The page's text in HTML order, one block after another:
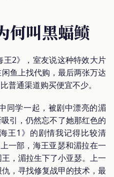
何叫黑蝠鲼
2》，室友说这种特效大片
鱼上找代购，最后两张万达
普通渠道购买便宜不少。
同学一起，被剧中漂亮的湄
引，仍然忘不了她那红色的
王1》的剧情我记得比较清
一部，海王亚瑟和湄拉在一
，湄拉生下了小亚瑟。上一
，寻找修复战甲的技术，最